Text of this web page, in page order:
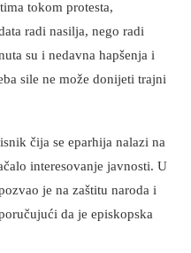
tokom protesta,
radi nasilja, nego radi
su i nedavna hapšenja i
sile ne može donijeti trajni
čija se eparhija nalazi na
interesovanje javnosti. U
je na zaštitu naroda i
da je episkopska